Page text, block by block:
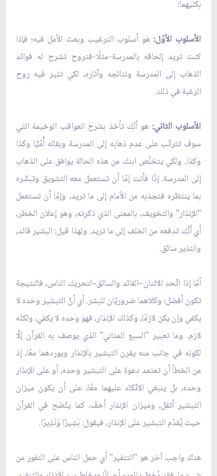
بكليهما:
الأسلوب الأوّل: هو أسلوب الترغيب وبعث الأمل فيه؛ فإذا
كنت تريد إلحاقه بالمدرسة-مثلًا-فتروح تشرح له فوائد
الذهاب إلى المدرسة ونتائجه وآثاره، لكي تثير فيه روح
الرغبة في ذلك.
الأسلوب الثاني: هو أنّك تأخذ بشرح العواقب الوخيمة التي
سوف تترتّب على عدم ذهابه إلى المدرسة وبقائه أُمّيًّا وكذا
وكذا. ولكي يتخلّص ابنك من هذه الحالة يوافق على الذهاب
إلى المدرسة. إذًا فأنت إمّا أن تستعمل معه التشويق وتبشّره
بما ينتظره فتجذبه من الأمام إلى ما تريد، وإمّا أن تستعمل
"الإنذار" والتخويف، بالمعنى الذي ذكرته، وهو إعلان الخطر،
أي أنَّك تدفعه من الخلف إلى ما تريد. ولهذا قيل: البشير قائد،
والنذير سائق.
أمّا إذا اتّحد الاثنان–القائد والسائق–لتحريك الناس، فالنتيجة
تكون أفضل؛ وكلاهما ضروريّان للبشر. أي أنَّ التبشير وحده لا
يكفي وإن يكن لازمًا، وكذلك الإنذار، فهو وحده لا يكفي، ولكنّه
لازم. وما تعبير "السبع المثاني" الذي يوصف به القرآن إلّا
لكونه في جانب منه يقرن التبشير بالإنذار ويوردهما معًا، إذ
من الخطأ أن تعتمد دعوة على التبشير وحده، أو على الإنذار
وحده، بل ينبغي الاتّكاء عليهما معًا، على أن يكون ميزان
التبشير أثقل، وميزان الإنذار أخفّ، كما يتّضح في القرآن
حيث يُقدّم التبشير على الإنذار، فيقول: بَشِيرًا وَنَذِيرًا.
هناك واجب آخر هو "التنفير" أي حمل الناس على النفور من